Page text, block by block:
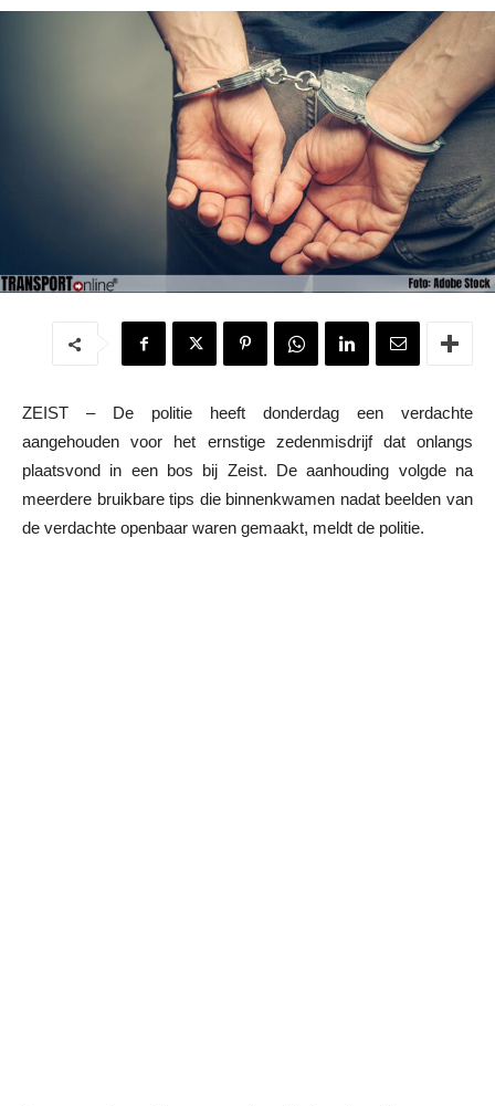
ZEIST – De politie heeft donderdag een verdachte
aangehouden voor het ernstige zedenmisdrijf dat onlangs
plaatsvond in een bos bij Zeist. De aanhouding volgde na
meerdere bruikbare tips die binnenkwamen nadat beelden van
de verdachte openbaar waren gemaakt, meldt de politie.